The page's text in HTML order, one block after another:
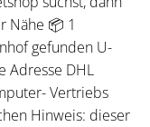
Nähe 📦 1
gefunden U-
Adresse DHL
Vertriebs
Hinweis: dieser